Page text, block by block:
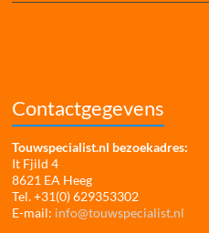
Contactgegevens
Touwspecialist.nl bezoekadres:
It Fjild 4
8621 EA Heeg
Tel. +31(0) 629353302
E-mail: info@touwspecialist.nl